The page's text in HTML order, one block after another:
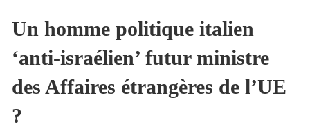
Un homme politique italien
‘anti-israélien’ futur ministre
des Affaires étrangères de l’UE
?